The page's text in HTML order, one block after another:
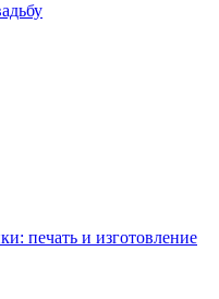
печать и изготовление